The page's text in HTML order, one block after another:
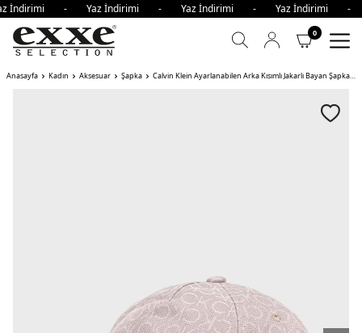
İndirimi - Yaz İndirimi - Yaz İndirimi - Yaz
0
Anasayfa Kadın Aksesuar Şapka Calvin Klein Ayarlanabilen Arka Kısımlı Jakarlı Bayan Şapka PUDRA